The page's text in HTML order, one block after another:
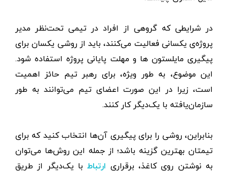
در شرایطی که گروهی از افراد در تیمی تحت‌نظر مدیر
پروژه‌ی یکسانی فعالیت می‌کنند، باید از روشی یکسان برای
پیگیری مایلستون ها و مهلت پایانی پروژه استفاده شود.
این موضوع، به‌ طور ویژه، برای رهبر تیم حائز اهمیت
است، زیرا در این صورت اعضای تیم می‌توانند به‌ طور
سازمان‌یافته با یک‌دیگر کار کنند.
بنابراین، روشی را برای پیگیری آن‌ها انتخاب کنید که برای
تیمتان بهترین گزینه باشد؛ از جمله‌ این روش‌ها می‌توان
به نوشتن روی کاغذ، برقراری ارتباطبا یک‌دیگر از طریق